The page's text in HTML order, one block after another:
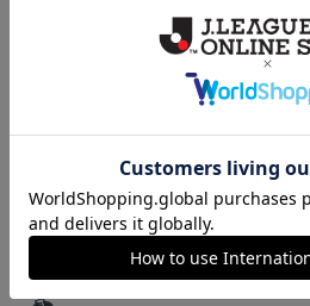
湘南ベルマーレのすべ
方に！全グッズ一覧はこ
カテゴリか
ユニフォーム